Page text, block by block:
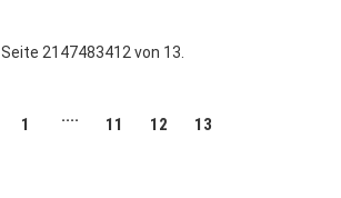
Seite 2147483412 von 13.
1 .... 11 12 13